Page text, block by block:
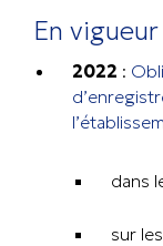
En
2022 :
dans
sur